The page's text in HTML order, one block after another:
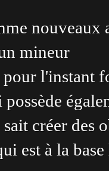
nouveaux
mineur
l'instant
créer des
est à la